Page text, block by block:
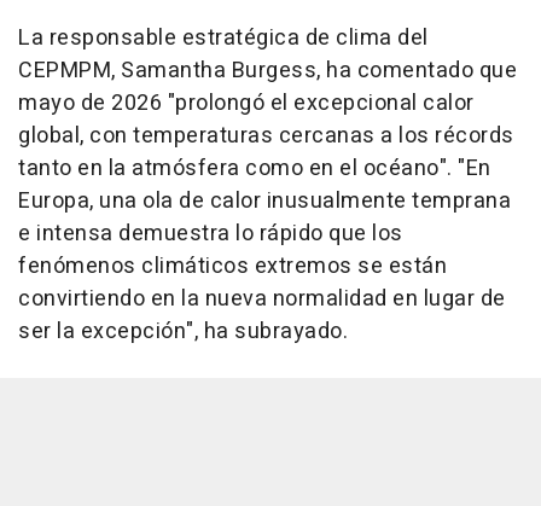
La responsable estratégica de clima del
CEPMPM, Samantha Burgess, ha comentado que
mayo de 2026 "prolongó el excepcional calor
global, con temperaturas cercanas a los récords
tanto en la atmósfera como en el océano". "En
Europa, una ola de calor inusualmente temprana
e intensa demuestra lo rápido que los
fenómenos climáticos extremos se están
convirtiendo en la nueva normalidad en lugar de
ser la excepción", ha subrayado.